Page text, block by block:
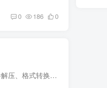
0 186 0
不知道大家手机里会不会装一大堆小众工具 APP，看小说、视频去水印、文件解压、格式转换，每一种需求就要装一个软件，不仅占用大量存储空间，桌面图标堆得满满当当，部分工具还充斥广告弹窗，体...